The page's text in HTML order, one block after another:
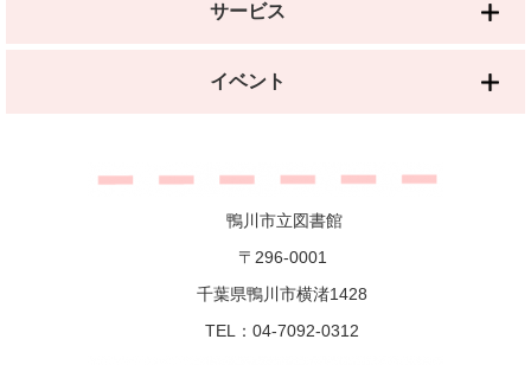
サービス
イベント
鴨川市立図書館
〒296-0001
千葉県鴨川市横渚1428
TEL：04-7092-0312